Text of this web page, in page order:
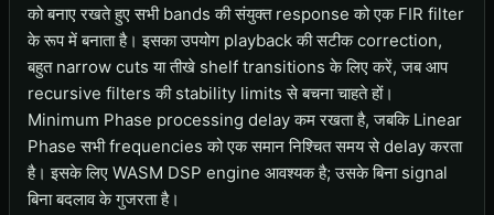
को बनाए रखते हुए सभी bands की संयुक्त response को एक FIR filter
के रूप में बनाता है। इसका उपयोग playback की सटीक correction,
बहुत narrow cuts या तीखे shelf transitions के लिए करें, जब आप
recursive filters की stability limits से बचना चाहते हों।
Minimum Phase processing delay कम रखता है, जबकि Linear
Phase सभी frequencies को एक समान निश्चित समय से delay करता
है। इसके लिए WASM DSP engine आवश्यक है; उसके बिना signal
बिना बदलाव के गुजरता है।